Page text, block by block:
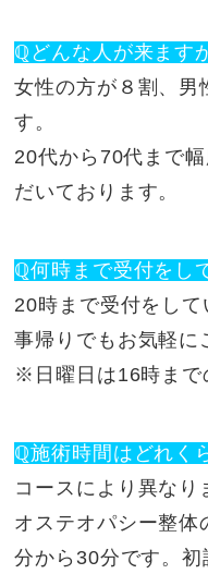
ℚどんな人が来ます
女性の方が８割、男
す。
20代から70代まで
だいております。
ℚ何時まで受付をし
20時まで受付をし
事帰りでもお気軽に
※日曜日は16時まで
ℚ施術時間はどれく
コースにより異なり
オステオパシー整体
分から30分です。